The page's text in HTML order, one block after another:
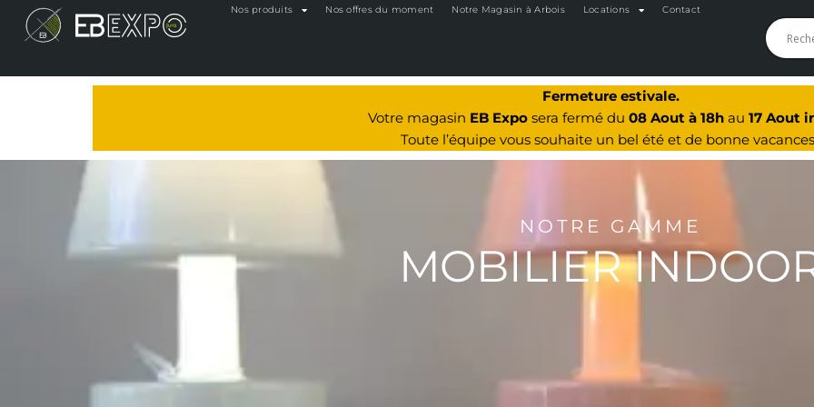
Nos produits Nos offres du moment Notre Magasin à Arbois Locations Contact
Fermeture estivale.
Votre magasin EB Expo sera fermé du 08 Aout à 18h au 17 Aout
Toute l’équipe vous souhaite un bel été et de bonne
NOTRE GAMME
MOBILIER